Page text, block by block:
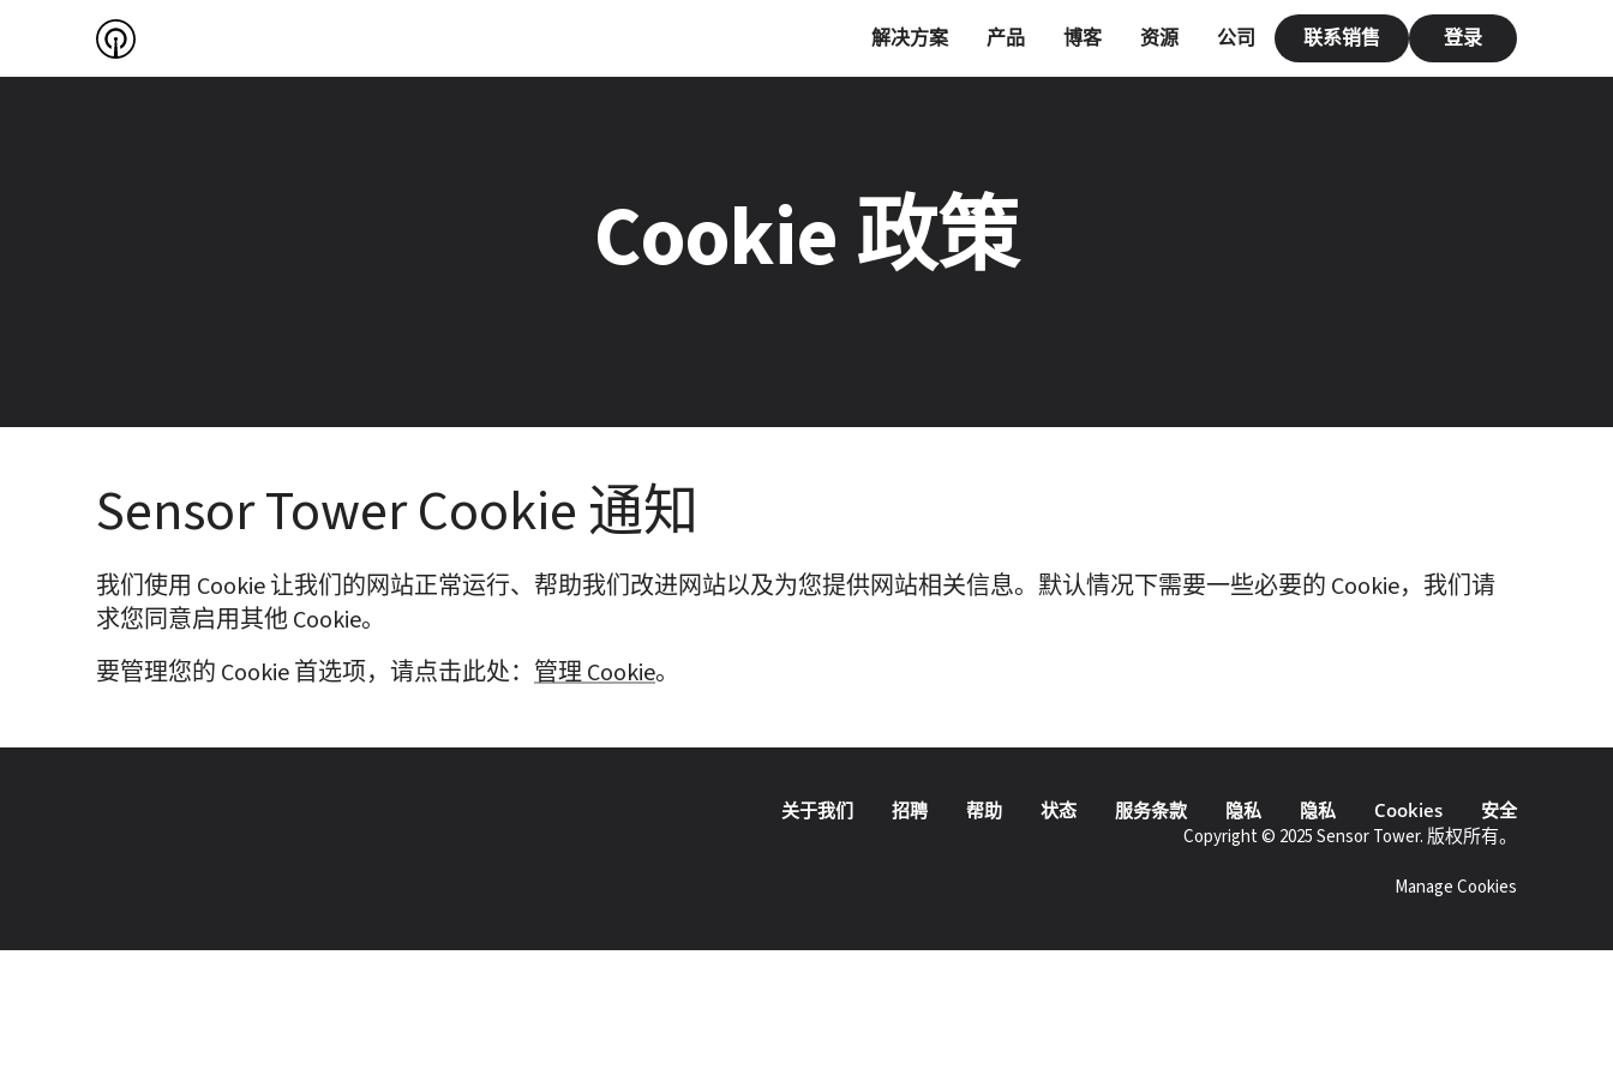
解决方案 产品 博客 资源 公司 联系销售 登录
Cookie 政策
Sensor Tower Cookie 通知
我们使用 Cookie 让我们的网站正常运行、帮助我们改进网站以及为您提供网站相关信息。默认情况下需要一些必要的 Cookie，我们请
求您同意启用其他 Cookie。
要管理您的 Cookie 首选项，请点击此处： 管理 Cookie。
关于我们 招聘 帮助 状态 服务条款 隐私 隐私 Cookies 安全
Copyright © 2025 Sensor Tower. 版权所有。
Manage Cookies